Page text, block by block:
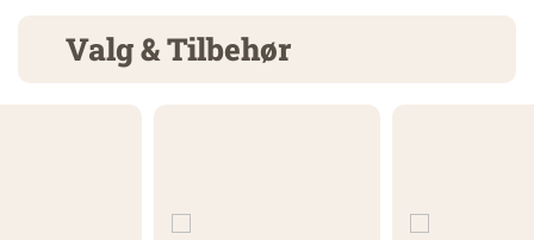
Valg & Tilbehør